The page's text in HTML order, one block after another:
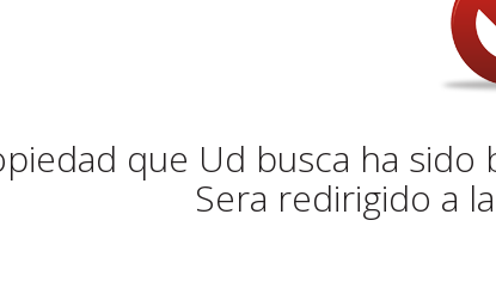
que Ud busca ha
Sera redirigido a